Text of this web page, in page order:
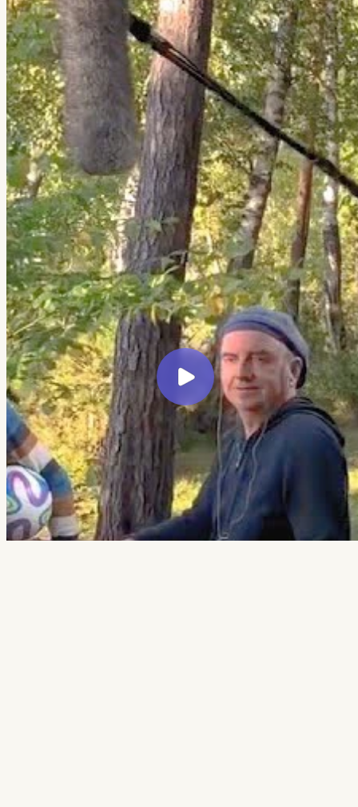
Написать→ Все работы
← Все кейсы Veretennikov Studio